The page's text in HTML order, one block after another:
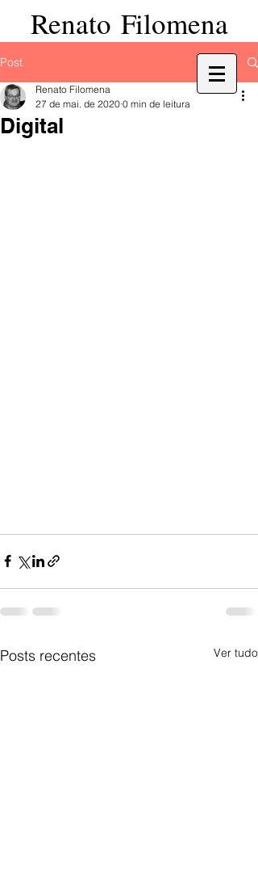
Renato Filomena
Post
Digital
Renato Filomena
27 de mai. de 2020 0 min de leitura
Posts recentes Ver tudo